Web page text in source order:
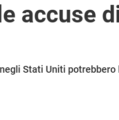
accuse
Stati Uniti